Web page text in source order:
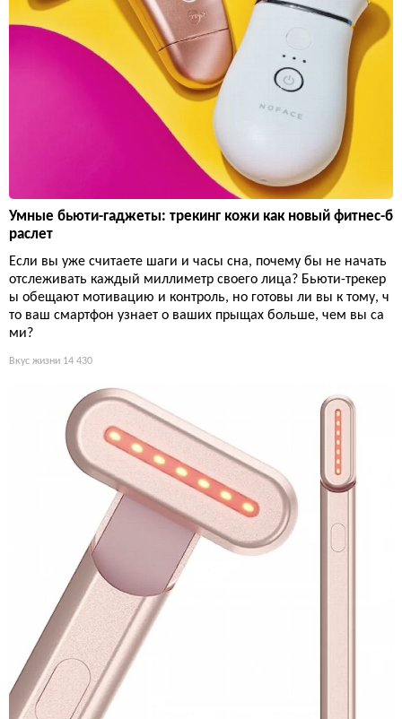
Умные бьюти-гаджеты: трекинг кожи как новый фитнес-б
раслет
Если вы уже считаете шаги и часы сна, почему бы не начать
отслеживать каждый миллиметр своего лица? Бьюти-трекер
ы обещают мотивацию и контроль, но готовы ли вы к тому, ч
то ваш смартфон узнает о ваших прыщах больше, чем вы са
ми?
Вкус жизни 14 430